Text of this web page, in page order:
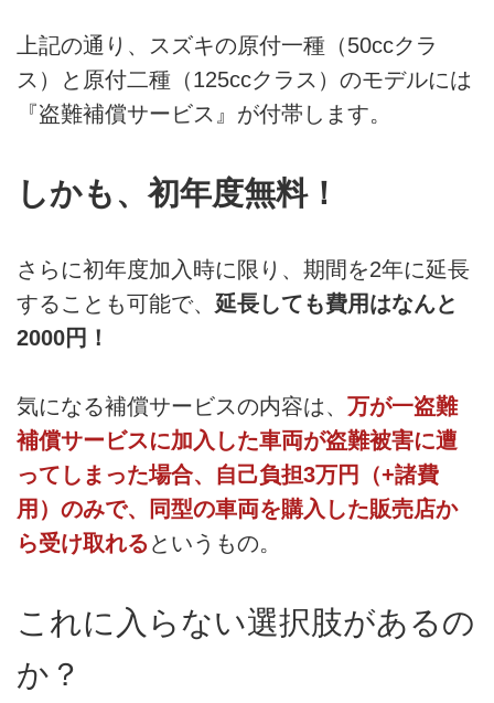
上記の通り、スズキの原付一種（50ccクラ
ス）と原付二種（125ccクラス）のモデルには
『盗難補償サービス』が付帯します。
しかも、初年度無料！
さらに初年度加入時に限り、期間を2年に延長
することも可能で、 延長しても費用はなんと
2000円！
気になる補償サービスの内容は、 万が一盗難
補償サービスに加入した車両が盗難被害に遭
ってしまった場合、自己負担3万円（+諸費
用）のみで、同型の車両を購入した販売店か
ら受け取れるというもの。
これに入らない選択肢があるの
か？